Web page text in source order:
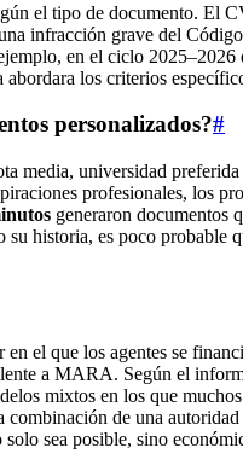
el tipo de documento. El
infracción grave del
en el ciclo
los criterios
personalizados?#
media, universidad
profesionales, los
generaron documentos
historia, es poco probable
el que los agentes se
a MARA. Según el
mixtos en los que
combinación de una
sea posible, sino